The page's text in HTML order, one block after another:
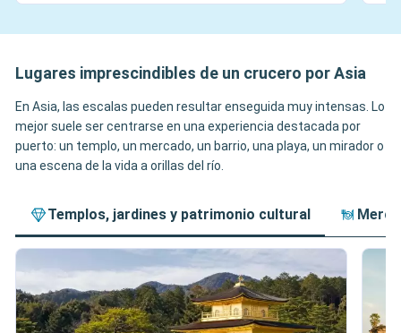
Lugares imprescindibles de un crucero por Asia
En Asia, las escalas pueden resultar enseguida muy intensas. Lo
mejor suele ser centrarse en una experiencia destacada por
puerto: un templo, un mercado, un barrio, una playa, un mirador o
una escena de la vida a orillas del río.
Templos, jardines y patrimonio cultural